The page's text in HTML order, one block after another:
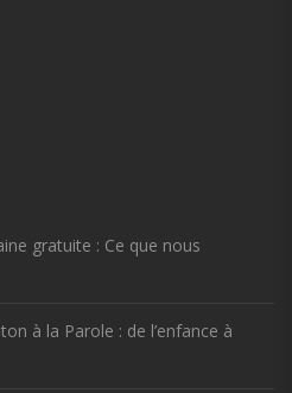
gratuite : Ce que nous
à la Parole : de l’enfance à